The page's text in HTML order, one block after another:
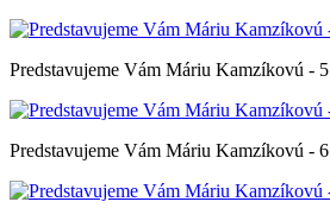
Predstavujeme Vám Máriu Kamzíkovú - 5
Predstavujeme Vám Máriu Kamzíkovú - 6